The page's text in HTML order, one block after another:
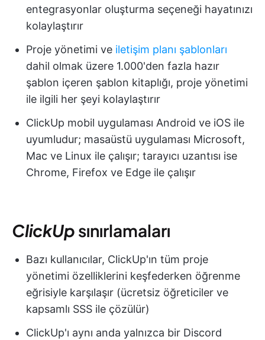
entegrasyonlar oluşturma seçeneği hayatınızı
kolaylaştırır
Proje yönetimi ve iletişim planı şablonları
dahil olmak üzere 1.000'den fazla hazır
şablon içeren şablon kitaplığı, proje yönetimi
ile ilgili her şeyi kolaylaştırır
ClickUp mobil uygulaması Android ve iOS ile
uyumludur; masaüstü uygulaması Microsoft,
Mac ve Linux ile çalışır; tarayıcı uzantısı ise
Chrome, Firefox ve Edge ile çalışır
ClickUp sınırlamaları
Bazı kullanıcılar, ClickUp'ın tüm proje
yönetimi özelliklerini keşfederken öğrenme
eğrisiyle karşılaşır (ücretsiz öğreticiler ve
kapsamlı SSS ile çözülür)
ClickUp'ı aynı anda yalnızca bir Discord